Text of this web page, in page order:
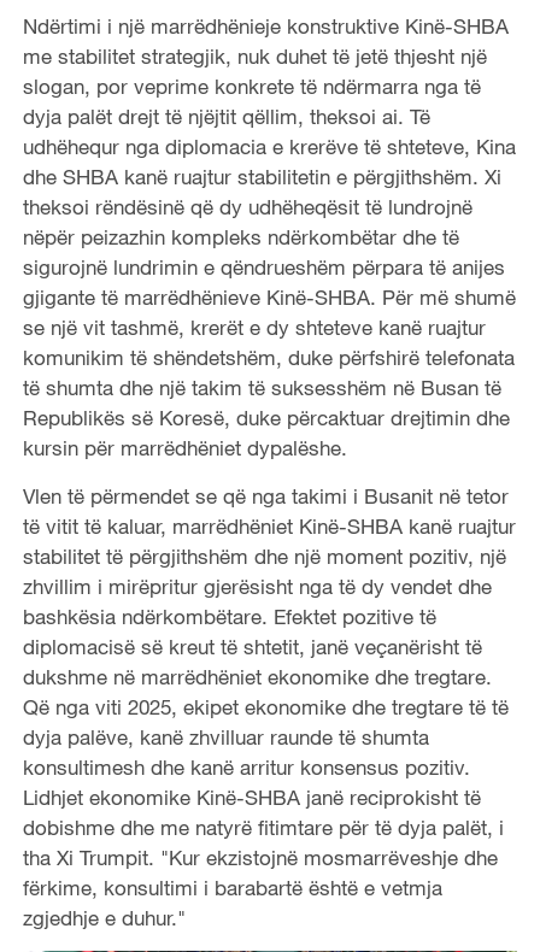
Ndërtimi i një marrëdhënieje konstruktive Kinë-SHBA
me stabilitet strategjik, nuk duhet të jetë thjesht një
slogan, por veprime konkrete të ndërmarra nga të
dyja palët drejt të njëjtit qëllim, theksoi ai. Të
udhëhequr nga diplomacia e krerëve të shteteve, Kina
dhe SHBA kanë ruajtur stabilitetin e përgjithshëm. Xi
theksoi rëndësinë që dy udhëheqësit të lundrojnë
nëpër peizazhin kompleks ndërkombëtar dhe të
sigurojnë lundrimin e qëndrueshëm përpara të anijes
gjigante të marrëdhënieve Kinë-SHBA. Për më shumë
se një vit tashmë, krerët e dy shteteve kanë ruajtur
komunikim të shëndetshëm, duke përfshirë telefonata
të shumta dhe një takim të suksesshëm në Busan të
Republikës së Koresë, duke përcaktuar drejtimin dhe
kursin për marrëdhëniet dypalëshe.
Vlen të përmendet se që nga takimi i Busanit në tetor
të vitit të kaluar, marrëdhëniet Kinë-SHBA kanë ruajtur
stabilitet të përgjithshëm dhe një moment pozitiv, një
zhvillim i mirëpritur gjerësisht nga të dy vendet dhe
bashkësia ndërkombëtare. Efektet pozitive të
diplomacisë së kreut të shtetit, janë veçanërisht të
dukshme në marrëdhëniet ekonomike dhe tregtare.
Që nga viti 2025, ekipet ekonomike dhe tregtare të të
dyja palëve, kanë zhvilluar raunde të shumta
konsultimesh dhe kanë arritur konsensus pozitiv.
Lidhjet ekonomike Kinë-SHBA janë reciprokisht të
dobishme dhe me natyrë fitimtare për të dyja palët, i
tha Xi Trumpit. "Kur ekzistojnë mosmarrëveshje dhe
fërkime, konsultimi i barabartë është e vetmja
zgjedhje e duhur."